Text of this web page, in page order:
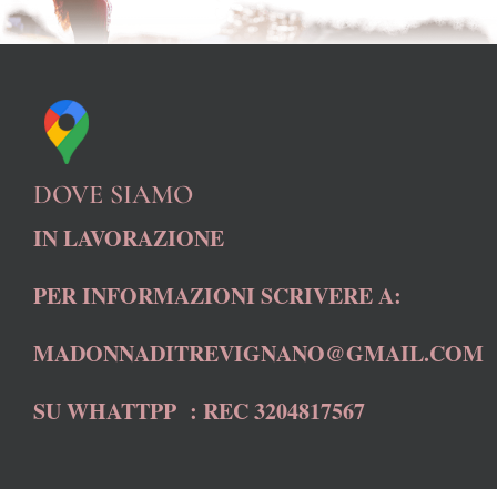
DOVE SIAMO
IN LAVORAZIONE
PER INFORMAZIONI SCRIVERE A:
MADONNADITREVIGNANO@GMAIL.COM
SU WHATTPP : REC 3204817567